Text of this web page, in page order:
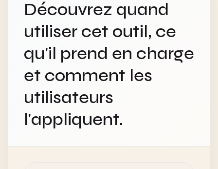
Découvrez quand
utiliser cet outil, ce
qu'il prend en charge
et comment les
utilisateurs
l'appliquent.